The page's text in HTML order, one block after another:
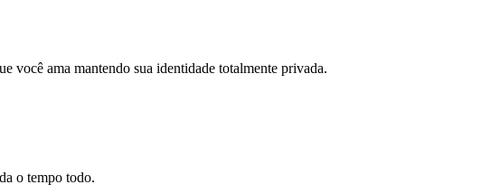
você ama mantendo sua identidade totalmente privada.
o tempo todo.